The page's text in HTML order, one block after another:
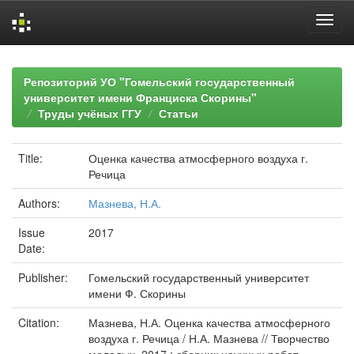
navigationРепозиторий УО "Гомельский государственный
университет имени Франциска Скорины"
Труды учёных ГГУ
Статьи
Title:
Оценка качества атмосферного воздуха г.
Речица
Authors:
Мазнева, Н.А.
Issue
Date:
2017
Publisher:
Гомельский государственный университет
имени Ф. Скорины
Citation:
Мазнева, Н.А. Оценка качества атмосферного
воздуха г. Речица / Н.А. Мазнева // Творчество